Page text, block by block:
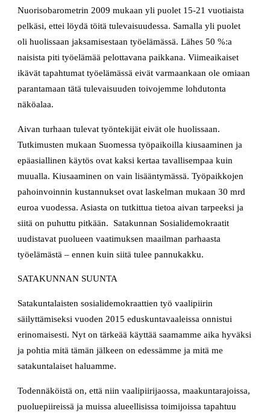
Nuorisobarometrin 2009 mukaan yli puolet 15-21 vuotiaista
pelkäsi, ettei löydä töitä tulevaisuudessa. Samalla yli puolet
oli huolissaan jaksamisestaan työelämässä. Lähes 50 %:a
naisista piti työelämää pelottavana paikkana. Viimeaikaiset
ikävät tapahtumat työelämässä eivät varmaankaan ole omiaan
parantamaan tätä tulevaisuuden toivojemme lohdutonta
näköalaa.
Aivan turhaan tulevat työntekijät eivät ole huolissaan.
Tutkimusten mukaan Suomessa työpaikoilla kiusaaminen ja
epäasiallinen käytös ovat kaksi kertaa tavallisempaa kuin
muualla. Kiusaaminen on vain lisääntymässä. Työpaikkojen
pahoinvoinnin kustannukset ovat laskelman mukaan 30 mrd
euroa vuodessa. Asiasta on tutkittua tietoa aivan tarpeeksi ja
siitä on puhuttu pitkään. Satakunnan Sosialidemokraatit
uudistavat puolueen vaatimuksen maailman parhaasta
työelämästä – ennen kuin siitä tulee pannukakku.
SATAKUNNAN SUUNTA
Satakuntalaisten sosialidemokraattien työ vaalipiirin
säilyttämiseksi vuoden 2015 eduskuntavaaleissa onnistui
erinomaisesti. Nyt on tärkeää käyttää saamamme aika hyväksi
ja pohtia mitä tämän jälkeen on edessämme ja mitä me
satakuntalaiset haluamme.
Todennäköistä on, että niin vaalipiirijaossa, maakuntarajoissa,
puoluepiireissä ja muissa alueellisissa toimijoissa tapahtuu